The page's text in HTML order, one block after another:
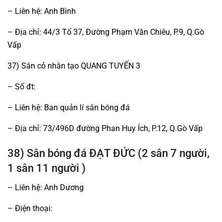
– Liên hệ: Anh Bình
– Địa chỉ: 44/3 Tổ 37, Đường Phạm Văn Chiêu, P.9, Q.Gò
Vấp
37) Sân cỏ nhân tạo QUANG TUYẾN 3
– Số đt:
– Liên hệ: Ban quản lí sân bóng đá
– Địa chỉ: 73/496D đường Phan Huy Ích, P.12, Q.Gò Vấp
38) Sân bóng đá ĐẠT ĐỨC (2 sân 7 người,
1 sân 11 người )
– Liên hệ: Anh Dương
– Điện thoại: